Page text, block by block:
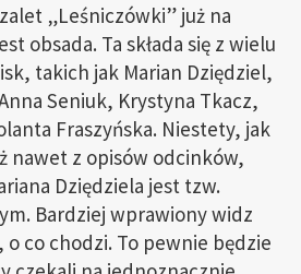
„Leśniczówki” już na
obsada. Ta składa się z wielu
takich jak Marian Dziędziel,
Seniuk, Krystyna Tkacz,
Fraszyńska. Niestety, jak
nawet z opisów odcinków,
Dziędziela jest tzw.
Bardziej wprawiony widz
o co chodzi. To pewnie będzie